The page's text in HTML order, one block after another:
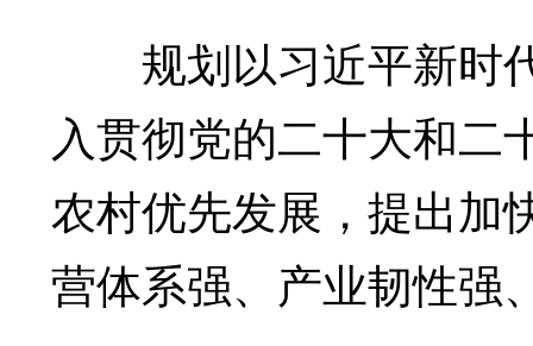
规划以习近平新时
入贯彻党的二十大和二
农村优先发展，提出加
营体系强、产业韧性强